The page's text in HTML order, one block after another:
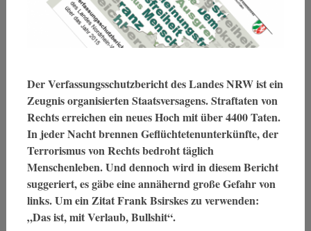
Der Verfassungsschutzbericht des Landes NRW ist ein
Zeugnis organisierten Staatsversagens. Straftaten von
Rechts erreichen ein neues Hoch mit über 4400 Taten.
In jeder Nacht brennen Geflüchtetenunterkünfte, der
Terrorismus von Rechts bedroht täglich
Menschenleben. Und dennoch wird in diesem Bericht
suggeriert, es gäbe eine annähernd große Gefahr von
links. Um ein Zitat Frank Bsirskes zu verwenden:
„Das ist, mit Verlaub, Bullshit“.